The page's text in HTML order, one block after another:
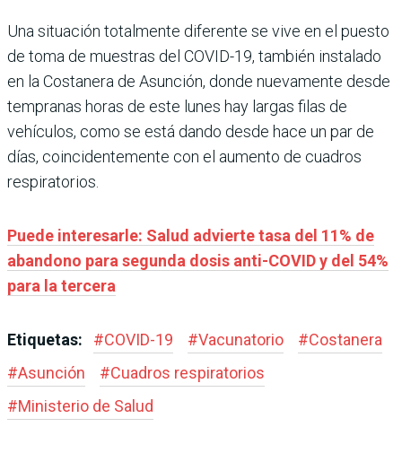
Una situación totalmente diferente se vive en el puesto
de toma de muestras del COVID-19, también instalado
en la Costanera de Asunción, donde nuevamente desde
tempranas horas de este lunes hay largas filas de
vehículos, como se está dando desde hace un par de
días, coincidentemente con el aumento de cuadros
respiratorios.
Puede interesarle: Salud advierte tasa del 11% de
abandono para segunda dosis anti-COVID y del 54%
para la tercera
Etiquetas: #COVID-19 #Vacunatorio #Costanera
#Asunción #Cuadros respiratorios
#Ministerio de Salud